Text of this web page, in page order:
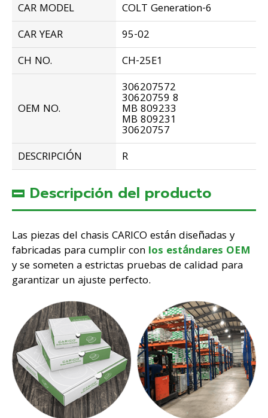
CAR MODEL
COLT Generation-6
CAR YEAR
95-02
CH NO.
CH-25E1
OEM NO.
306207572
30620759 8
MB 809233
MB 809231
30620757
DESCRIPCIÓN
R
Descripción del producto
Las piezas del chasis CARICO están diseñadas y
fabricadas para cumplir con los estándares OEM
y se someten a estrictas pruebas de calidad para
garantizar un ajuste perfecto.